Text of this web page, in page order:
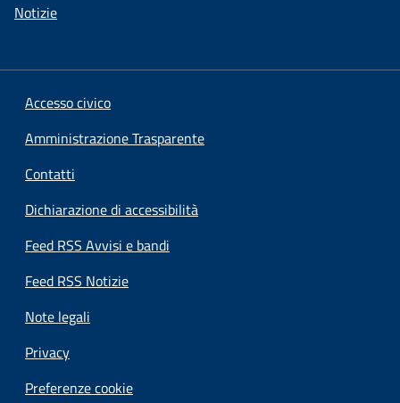
Notizie
Accesso civico
Amministrazione Trasparente
Contatti
Dichiarazione di accessibilità
Feed RSS Avvisi e bandi
Feed RSS Notizie
Note legali
Privacy
Preferenze cookie